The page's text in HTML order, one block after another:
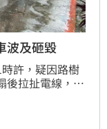
波及砸毀
許，疑因路樹
後拉扯電線，還
區附近不少住